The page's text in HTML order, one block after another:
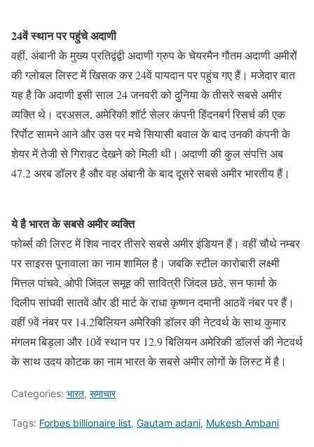
24वें स्थान पर पहुंचे अदाणी
वहीं, अंबानी के मुख्य प्रतिद्वंद्वी अदाणी ग्रुप के चेयरमैन गौतम अदाणी अमीरों
की ग्लोबल लिस्ट में खिसक कर 24वें पायदान पर पहुंच गए हैं। मजेदार बात
यह है कि अदाणी इसी साल 24 जनवरी को दुनिया के तीसरे सबसे अमीर
व्यक्ति थे। दरअसल, अमेरिकी शॉर्ट सेलर कंपनी हिंदनबर्ग रिसर्च की एक
रिर्पोट सामने आने और उस पर मचे सियासी बवाल के बाद उनकी कंपनी के
शेयर में तेजी से गिरावट देखने को मिली थी। अदाणी की कुल संपत्ति अब
47.2 अरब डॉलर है और वह अंबानी के बाद दूसरे सबसे अमीर भारतीय हैं।
ये है भारत के सबसे अमीर व्यक्ति
फोर्ब्स की लिस्ट में शिव नादर तीसरे सबसे अमीर इंडियन हैं। वहीं चौथे नम्बर
पर साइरस पूनावाला का नाम शामिल है। जबकि स्टील कारोबारी लक्ष्मी
मित्तल पांचवे, ओपी जिंदल समूह की सावित्री जिंदल छठे, सन फार्मा के
दिलीप सांघवी सातवें और डी मार्ट के राधा कृष्णन दमानी आठवें नंबर पर हैं।
वहीं 9वें नंबर पर 14.2बिलियन अमेरिकी डॉलर की नेटवर्थ के साथ कुमार
मंगलम बिड़ला और 10वें स्थान पर 12.9 बिलियन अमेरिकी डॉलर्स की नेटवर्थ
के साथ उदय कोटक का नाम भारत के सबसे अमीर लोगों के लिस्ट में है।
Categories: भारत, समाचार
Tags: Forbes billionaire list, Gautam adani, Mukesh Ambani